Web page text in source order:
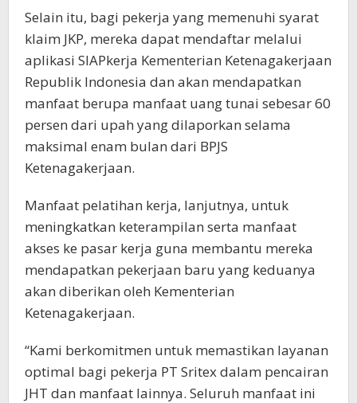
Selain itu, bagi pekerja yang memenuhi syarat
klaim JKP, mereka dapat mendaftar melalui
aplikasi SIAPkerja Kementerian Ketenagakerjaan
Republik Indonesia dan akan mendapatkan
manfaat berupa manfaat uang tunai sebesar 60
persen dari upah yang dilaporkan selama
maksimal enam bulan dari BPJS
Ketenagakerjaan.
Manfaat pelatihan kerja, lanjutnya, untuk
meningkatkan keterampilan serta manfaat
akses ke pasar kerja guna membantu mereka
mendapatkan pekerjaan baru yang keduanya
akan diberikan oleh Kementerian
Ketenagakerjaan.
“Kami berkomitmen untuk memastikan layanan
optimal bagi pekerja PT Sritex dalam pencairan
JHT dan manfaat lainnya. Seluruh manfaat ini